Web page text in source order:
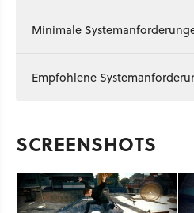
Minimale
Empfohlene
SCREENSHOTS